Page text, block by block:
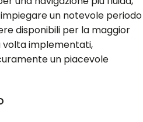
un notevole periodo
disponibili per la maggior
volta implementati,
un piacevole